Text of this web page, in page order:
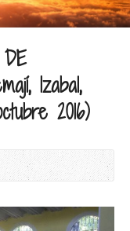
Izabal,
2016)